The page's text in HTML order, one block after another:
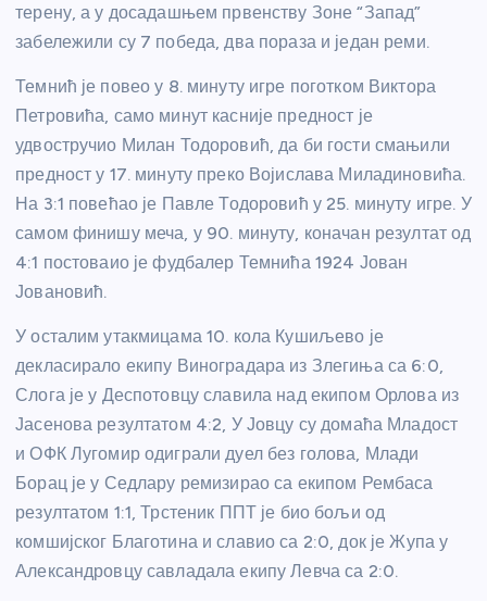
терену, а у досадашњем првенству Зоне “Запад”
забележили су 7 победа, два пораза и један реми.
Темнић је повео у 8. минуту игре поготком Виктора
Петровића, само минут касније предност је
удвостручио Милан Тодоровић, да би гости смањили
предност у 17. минуту преко Војислава Миладиновића.
На 3:1 повећао је Павле Тодоровић у 25. минуту игре. У
самом финишу меча, у 90. минуту, коначан резултат од
4:1 постоваио је фудбалер Темнића 1924 Јован
Јовановић.
У осталим утакмицама 10. кола Кушиљево је
декласирало екипу Виноградара из Злегиња са 6:0,
Слога је у Деспотовцу славила над екипом Орлова из
Јасенова резултатом 4:2, У Јовцу су домаћа Младост
и ОФК Лугомир одиграли дуел без голова, Млади
Борац је у Седлару ремизирао са екипом Рембаса
резултатом 1:1, Трстеник ППТ је био бољи од
комшијског Благотина и славио са 2:0, док је Жупа у
Александровцу савладала екипу Левча са 2:0.